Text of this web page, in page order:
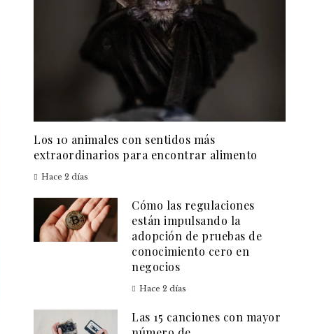
Los 10 animales con sentidos más
extraordinarios para encontrar alimento
Hace 2 días
Cómo las regulaciones
están impulsando la
adopción de pruebas de
conocimiento cero en
negocios
Hace 2 días
Las 15 canciones con mayor